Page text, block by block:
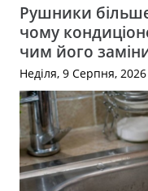
Рушники
чому
чим його
Неділя, 9 Серпня, 2026